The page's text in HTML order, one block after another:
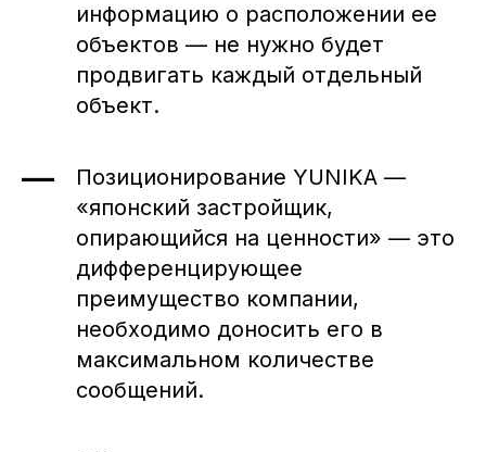
информацию о расположении ее
объектов — не нужно будет
продвигать каждый отдельный
объект.
Позиционирование YUNIKA —
«японский застройщик,
опирающийся на ценности» — это
дифференцирующее
преимущество компании,
необходимо доносить его в
максимальном количестве
сообщений.